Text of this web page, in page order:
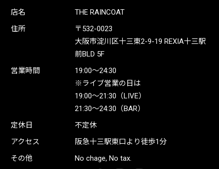
店名
THE RAINCOAT
住所
〒532-0023
大阪市淀川区十三東2-9-19 REXIA十三駅
前BLD 5F
営業時間
19:00〜24:30
※ライブ営業の日は
19:00〜21:30（LIVE）
21:30〜24:30（BAR）
定休日
不定休
アクセス
阪急十三駅東口より徒歩1分
その他
No chage, No tax.